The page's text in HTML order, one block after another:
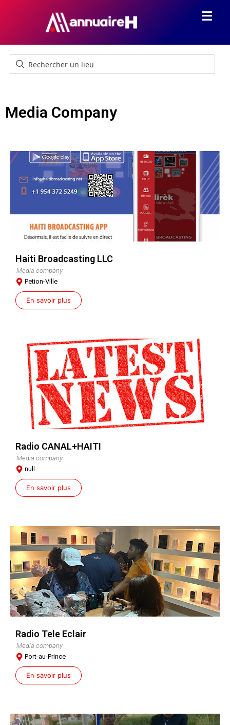
Media Company
Haiti Broadcasting LLC
Media company
Petion-Ville
En savoir plus
Radio CANAL+HAITI
Media company
null
En savoir plus
Radio Tele Eclair
Media company
Port-au-Prince
En savoir plus